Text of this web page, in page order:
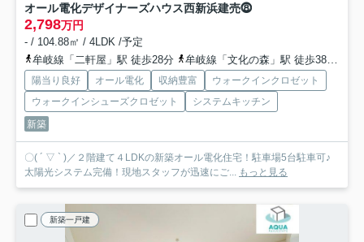
オール電化デザイナーズハウス西新浜建売⓼
2,798万円
- / 104.88㎡ / 4LDK /予定
牟岐線「二軒屋」駅 徒歩28分
牟岐線「文化の森」駅 徒歩38分
陽当り良好 オール電化 収納豊富
ウォークインクロゼット
ウォークインシューズクロゼット
システムキッチン
新築
〇( ´ ▽ ` )／２階建て４LDKの新築オール電化住宅！駐車場5台駐車可♪
太陽光システム完備！現地スタッフが迅速にご... もっと見る
新築一戸建